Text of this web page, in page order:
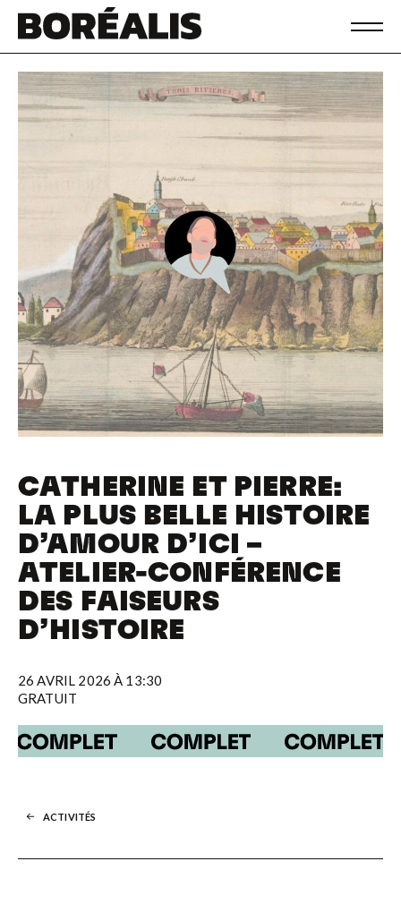
CATHERINE ET PIERRE:
LA PLUS BELLE HISTOIRE
D’AMOUR D’ICI –
ATELIER-CONFÉRENCE
DES FAISEURS
D’HISTOIRE
26 AVRIL 2026 À 13:30
GRATUIT
ACTIVITÉS